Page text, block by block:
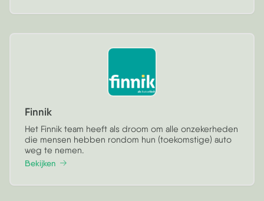
Finnik
Het Finnik team heeft als droom om alle onzekerheden
die mensen hebben rondom hun (toekomstige) auto
weg te nemen.
Bekijken